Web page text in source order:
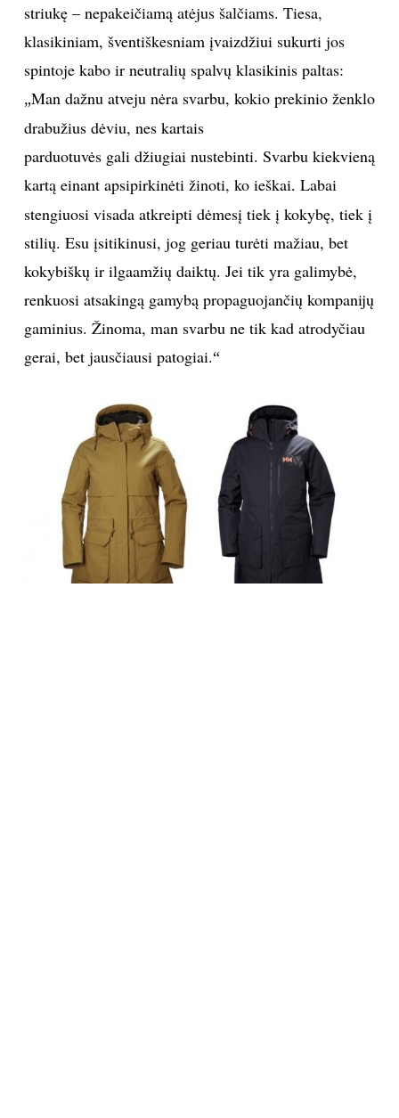
striukę – nepakeičiamą atėjus šalčiams. Tiesa,
klasikiniam, šventiškesniam įvaizdžiui sukurti jos
spintoje kabo ir neutralių spalvų klasikinis paltas:
„Man dažnu atveju nėra svarbu, kokio prekinio ženklo
drabužius dėviu, nes kartais
parduotuvės gali džiugiai nustebinti. Svarbu kiekvieną
kartą einant apsipirkinėti žinoti, ko ieškai. Labai
stengiuosi visada atkreipti dėmesį tiek į kokybę, tiek į
stilių. Esu įsitikinusi, jog geriau turėti mažiau, bet
kokybiškų ir ilgaamžių daiktų. Jei tik yra galimybė,
renkuosi atsakingą gamybą propaguojančių kompanijų
gaminius. Žinoma, man svarbu ne tik kad atrodyčiau
gerai, bet jausčiausi patogiai.“